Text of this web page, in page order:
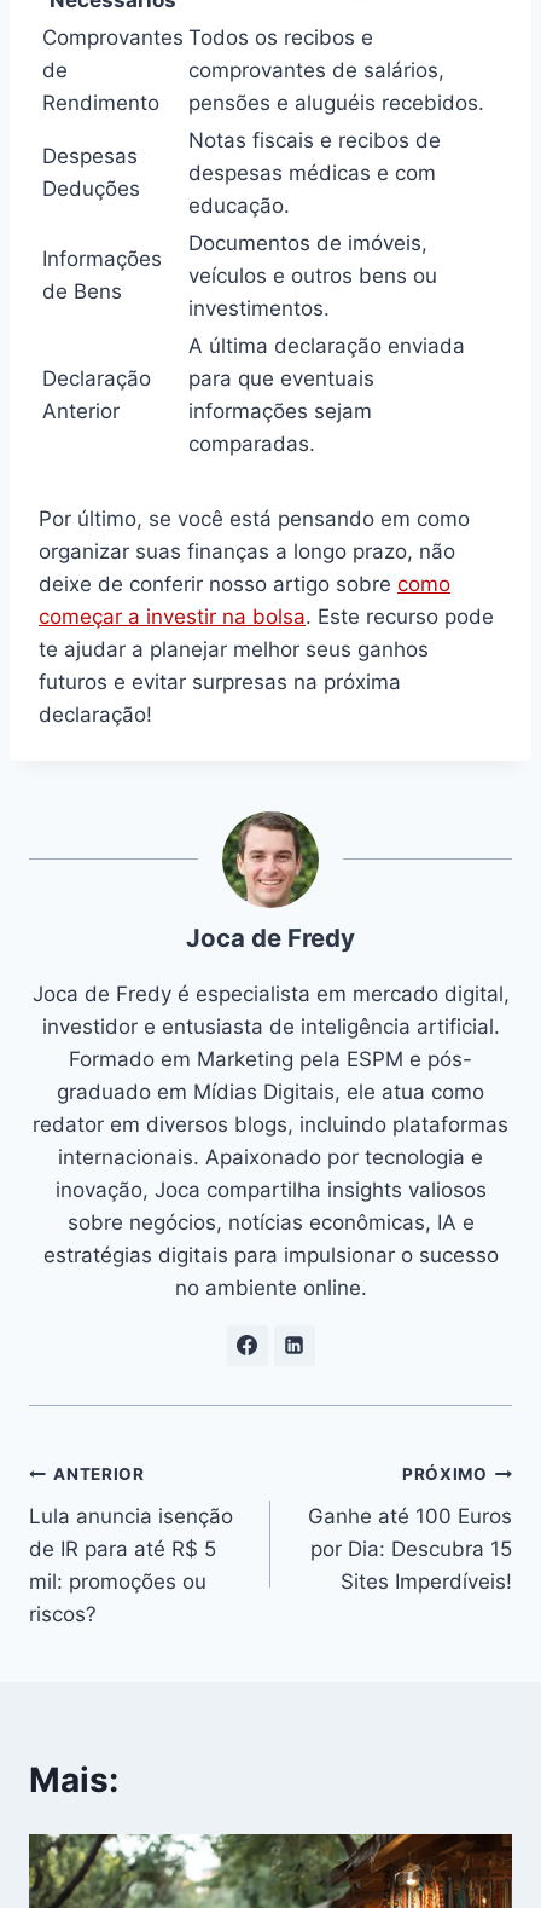
Comprovantes
de
Rendimento
Todos os recibos e
comprovantes de salários,
pensões e aluguéis recebidos.
Despesas
Deduções
Notas fiscais e recibos de
despesas médicas e com
educação.
Informações
de Bens
Documentos de imóveis,
veículos e outros bens ou
investimentos.
Declaração
Anterior
A última declaração enviada
para que eventuais
informações sejam
comparadas.
Por último, se você está pensando em como
organizar suas finanças a longo prazo, não
deixe de conferir nosso artigo sobre como
começar a investir na bolsa. Este recurso pode
te ajudar a planejar melhor seus ganhos
futuros e evitar surpresas na próxima
declaração!
Joca de Fredy
Joca de Fredy é especialista em mercado digital,
investidor e entusiasta de inteligência artificial.
Formado em Marketing pela ESPM e pós-
graduado em Mídias Digitais, ele atua como
redator em diversos blogs, incluindo plataformas
internacionais. Apaixonado por tecnologia e
inovação, Joca compartilha insights valiosos
sobre negócios, notícias econômicas, IA e
estratégias digitais para impulsionar o sucesso
no ambiente online.
Navegação
de
Post
ANTERIOR
Lula anuncia isenção
de IR para até R$ 5
mil: promoções ou
riscos?
PRÓXIMO
Ganhe até 100 Euros
por Dia: Descubra 15
Sites Imperdíveis!
Mais: